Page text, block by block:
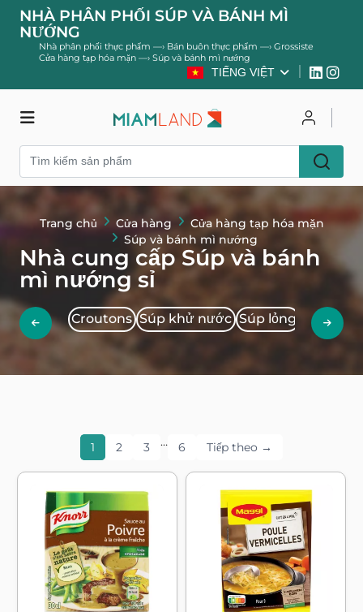
NHÀ PHÂN PHỐI SÚP VÀ BÁNH MÌ
NƯỚNG
Nhà phân phối thực phẩm —› Bán buôn thực phẩm —› Grossiste
Cửa hàng tạp hóa mặn —›Súp và bánh mì nướng
TIẾNG VIỆT
Trang chủ Cửa hàng
Cửa hàng tạp hóa mặn
Súp và bánh mì nướng
Nhà cung cấp Súp và bánh
mì nướng sỉ
Croutons Súp khử nước Súp lỏng
1 2 3 … 6 Tiếp theo →
Cửa hàng Đăng nhập